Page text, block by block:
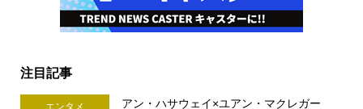
注目記事
エンタメ
アン・ハサウェイ×ユアン・マクレガー